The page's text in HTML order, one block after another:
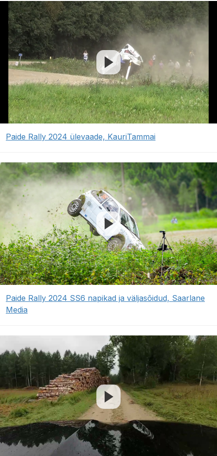
Paide Rally 2024 ülevaade, KauriTammai
Paide Rally 2024 SS6 napikad ja väljasõidud, Saarlane
Media